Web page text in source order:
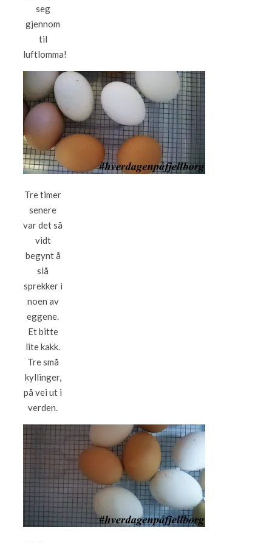
seg
gjennom
til
luftlomma!
Tre timer
senere
var det så
vidt
begynt å
slå
sprekker i
noen av
eggene.
Et bitte
lite kakk.
Tre små
kyllinger,
på vei ut i
verden.